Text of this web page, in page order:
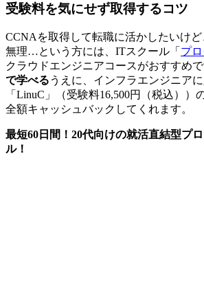
受験料を気にせず取得するコツ
CCNAを取得して転職に活かしたいけ
無理…という方には、ITスクール「 プ
クラウドエンジニアコースがおすすめで
で学べる うえに、インフラエンジニア
「LinuC」（受験料16,500円（税込））
全額キャッシュバック してくれます。
最短60日間！20代向けの就活直結型プ
ル！